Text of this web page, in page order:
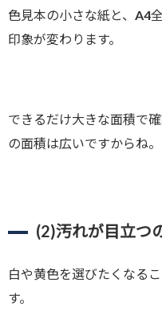
色見本の小さな紙と、A4
印象が変わります。
できるだけ大きな面積で
の面積は広いですからね。
(2)汚れが目立つ
白や黄色を選びたくなる
す。